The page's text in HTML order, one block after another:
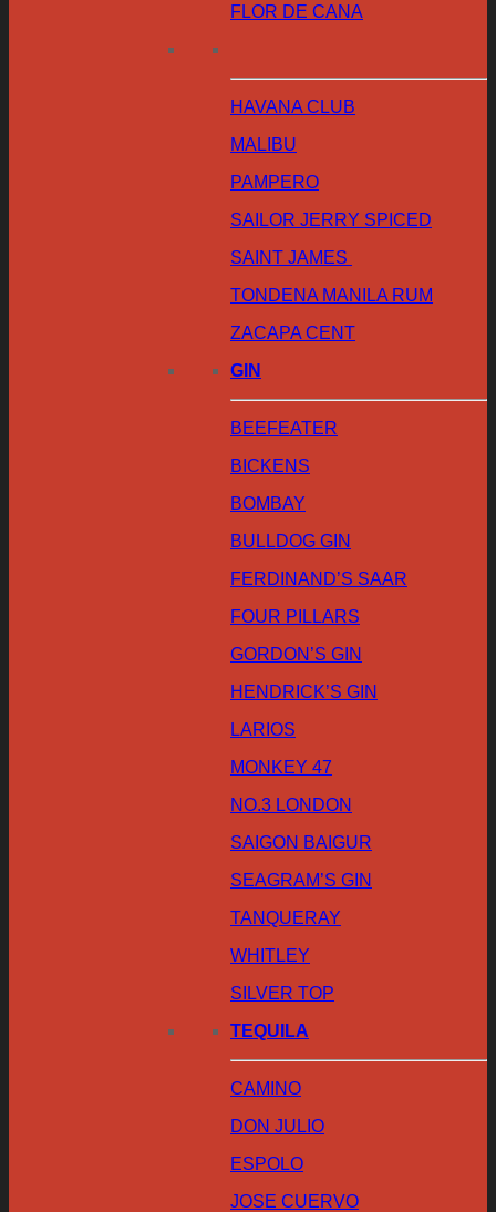
FLOR DE CANA
HAVANA CLUB
MALIBU
PAMPERO
SAILOR JERRY SPICED
SAINT JAMES
TONDENA MANILA RUM
ZACAPA CENT
GIN
BEEFEATER
BICKENS
BOMBAY
BULLDOG GIN
FERDINAND’S SAAR
FOUR PILLARS
GORDON’S GIN
HENDRICK’S GIN
LARIOS
MONKEY 47
NO.3 LONDON
SAIGON BAIGUR
SEAGRAM’S GIN
TANQUERAY
WHITLEY
SILVER TOP
TEQUILA
CAMINO
DON JULIO
ESPOLO
JOSE CUERVO